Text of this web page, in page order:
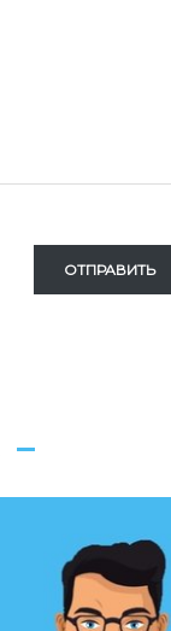
ОТПРАВИТЬ